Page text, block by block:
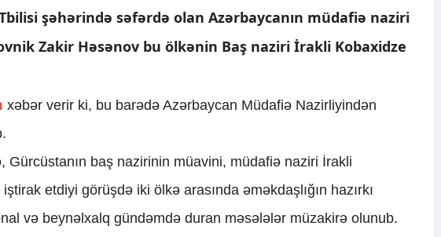
şəhərində səfərdə olan Azərbaycanın müdafiə naziri
Zakir Həsənov bu ölkənin Baş naziri İrakli Kobaxidze
xəbər verir ki, bu barədə Azərbaycan Müdafiə Nazirliyindən
Gürcüstanın baş nazirinin müavini, müdafiə naziri İrakli
etdiyi görüşdə iki ölkə arasında əməkdaşlığın hazırkı
və beynəlxalq gündəmdə duran məsələlər müzakirə olunub.